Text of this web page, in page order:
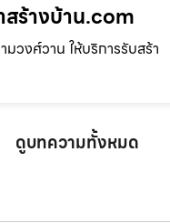
สร้างบ้าน.com
วงศ์วาน ให้บริการรับสร้า
ดูบทความทั้งหมด